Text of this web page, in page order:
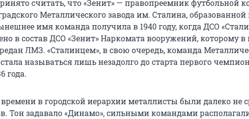
считать, что «Зенит» — правопреемник футбольной
Металлического завода им. Сталина, образованной
имя команда получила в 1940 году, когда ДСО
в состав ДСО «Зенит» Наркомата вооружений, которому в
ЛМЗ. «Сталинцем», в свою очередь, команда
называться лишь незадолго до старта первого
года.
в городской иерархии металлисты были далеко не
Тон задавало «Динамо», сильными командами